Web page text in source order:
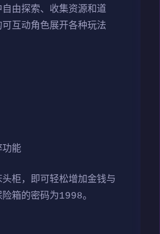
由探索、收集资源和道
互动角色展开各种玩法
功能
柜，即可轻松增加金钱与
箱的密码为1998。